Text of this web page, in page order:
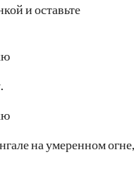
и оставьте
на умеренном огне,